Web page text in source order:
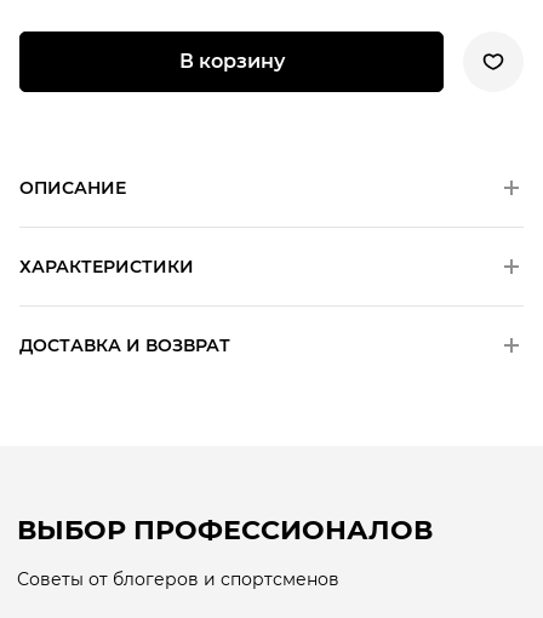
В корзину
ОПИСАНИЕ
ХАРАКТЕРИСТИКИ
ДОСТАВКА И ВОЗВРАТ
ВЫБОР ПРОФЕССИОНАЛОВ
Советы от блогеров и спортсменов